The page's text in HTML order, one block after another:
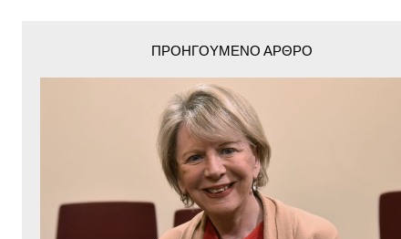
ΠΡΟΗΓΟΎΜΕΝΟ ΆΡΘΡΟ